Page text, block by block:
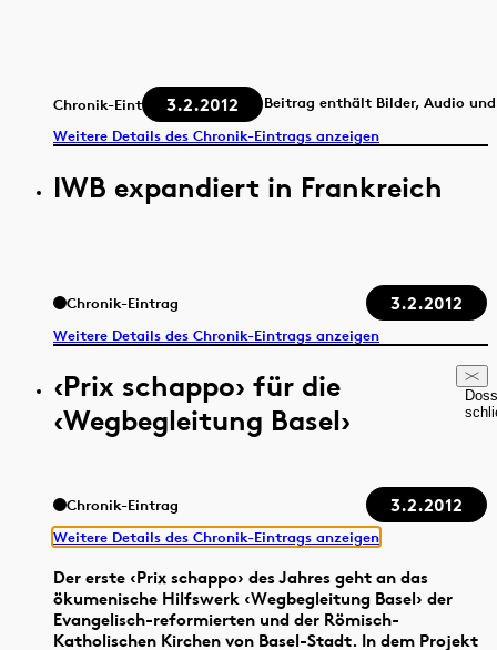
Chronik-Eintrag 3.2.2012
Beitrag enthält Bilder, Audio
Weitere Details des Chronik-Eintrags anzeigen
IWB expandiert in Frankreich
Chronik-Eintrag 3.2.2012
Weitere Details des Chronik-Eintrags anzeigen
‹Prix schappo› für die
‹Wegbegleitung Basel›
Chronik-Eintrag 3.2.2012
Weitere Details des Chronik-Eintrags anzeigen
Der erste ‹Prix schappo› des Jahres geht an das
ökumenische Hilfswerk ‹Wegbegleitung Basel› der
Evangelisch-reformierten und der Römisch-
Katholischen Kirchen von Basel-Stadt. In dem Projekt